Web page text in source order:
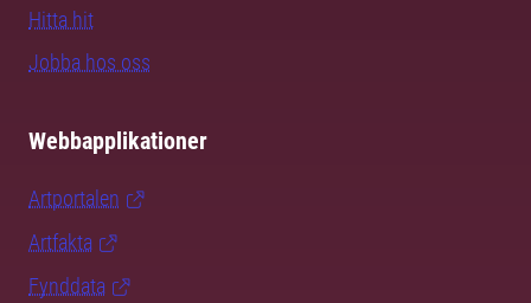
Hitta hit
Jobba hos oss
Webbapplikationer
Artportalen
Artfakta
Fynddata